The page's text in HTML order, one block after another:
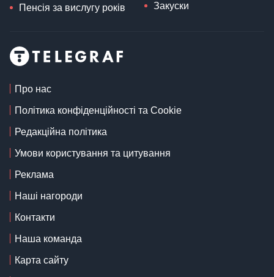
Пенсія за вислугу років Закуски
Про нас
Політика конфіденційності та Cookie
Редакційна політика
Умови користування та цитування
Реклама
Наші нагороди
Контакти
Наша команда
Карта сайту